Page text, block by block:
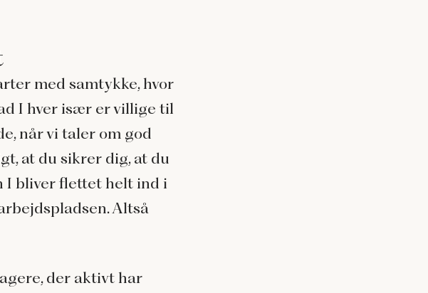
med samtykke, hvor
I hver især er villige til
når vi taler om god
at du sikrer dig, at du
I bliver flettet helt ind i
Altså
der aktivt har